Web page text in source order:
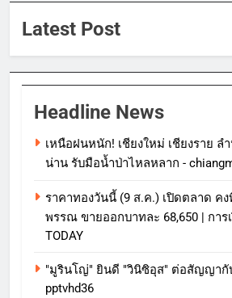
Latest Post
Headline News
เหนือฝนหนัก! เชียงใหม่ เชียงราย ล
น่าน รับมือน้ำป่าไหลหลาก -
ราคาทองวันนี้ (9 ส.ค.) เปิดตลาด ค
พรรณ ขายออกบาทละ 68,650 | การ
TODAY
"มูรินโญ่" ยินดี "วินิซิอุส" ต่อสัญญากั
pptvhd36